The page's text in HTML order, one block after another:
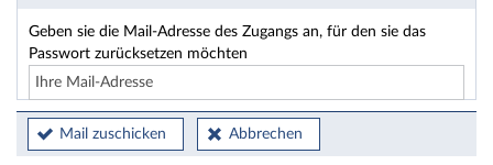
Geben sie die Mail-Adresse des Zugangs an, für den sie das
Passwort zurücksetzen möchten
Mail zuschicken Abbrechen